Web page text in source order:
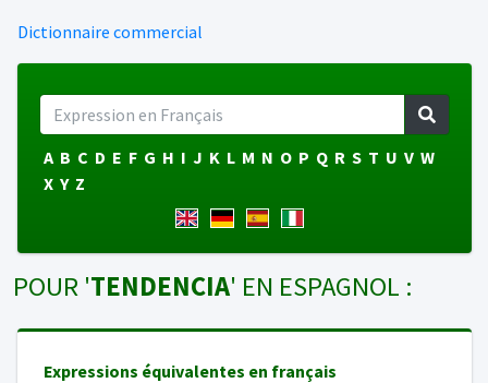
Dictionnaire commercial
A B C D E F G H I J K L M N O P Q R S T U V W
X Y Z
POUR 'TENDENCIA' EN ESPAGNOL :
Expressions équivalentes en français